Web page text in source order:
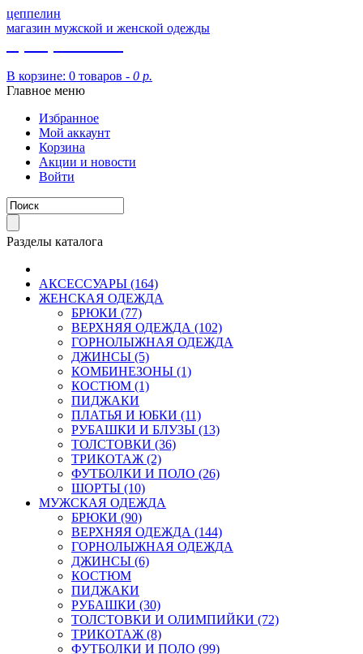
цеппелин
магазин мужской и женской одежды
В корзине: 0 товаров - 0 р.
Главное меню
Избранное
Мой аккаунт
Корзина
Акции и новости
Войти
Разделы каталога
АКСЕССУАРЫ (164)
ЖЕНСКАЯ ОДЕЖДА
БРЮКИ (77)
ВЕРХНЯЯ ОДЕЖДА (102)
ГОРНОЛЫЖНАЯ ОДЕЖДА
ДЖИНСЫ (5)
КОМБИНЕЗОНЫ (1)
КОСТЮМ (1)
ПИДЖАКИ
ПЛАТЬЯ И ЮБКИ (11)
РУБАШКИ И БЛУЗЫ (13)
ТОЛСТОВКИ (36)
ТРИКОТАЖ (2)
ФУТБОЛКИ И ПОЛО (26)
ШОРТЫ (10)
МУЖСКАЯ ОДЕЖДА
БРЮКИ (90)
ВЕРХНЯЯ ОДЕЖДА (144)
ГОРНОЛЫЖНАЯ ОДЕЖДА
ДЖИНСЫ (6)
КОСТЮМ
ПИДЖАКИ
РУБАШКИ (30)
ТОЛСТОВКИ И ОЛИМПИЙКИ (72)
ТРИКОТАЖ (8)
ФУТБОЛКИ И ПОЛО (99)